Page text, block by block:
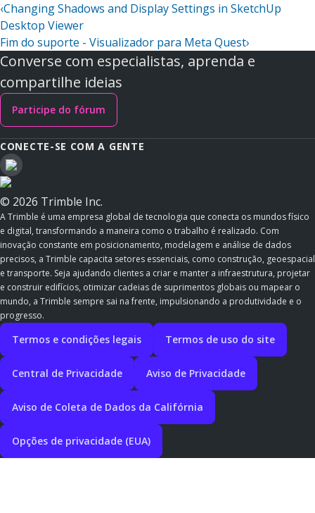
‹Changing Shadows and Display Settings in SketchUp
Desktop Viewer
Fim do suporte - Visualizador para Meta Quest›
Converse com especialistas, aprenda e
compartilhe ideias
Participe do fórum
CONECTE-SE COM A GENTE
© 2026 Trimble Inc.
A Trimble é uma empresa global de tecnologia que conecta os mundos físico
e digital, transformando a maneira como o trabalho é realizado. Com
inovação constante em posicionamento, modelagem e análise de dados
precisos, a Trimble capacita setores essenciais, como construção, geoespacial
e transporte. Seja ajudando clientes a criar e manter a infraestrutura, projetar
e construir edifícios, otimizar cadeias de suprimentos globais ou mapear o
mundo, a Trimble sempre sai na frente, impulsionando a produtividade e o
progresso.
Termos e condições legais Termos de uso do site
Central de Privacidade Aviso de Privacidade
Aviso de Coleta de Dados da Califórnia
Opções de privacidade (EUA)